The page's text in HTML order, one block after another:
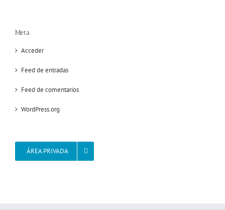
Meta
Acceder
Feed de entradas
Feed de comentarios
WordPress.org
ÁREA PRIVADA